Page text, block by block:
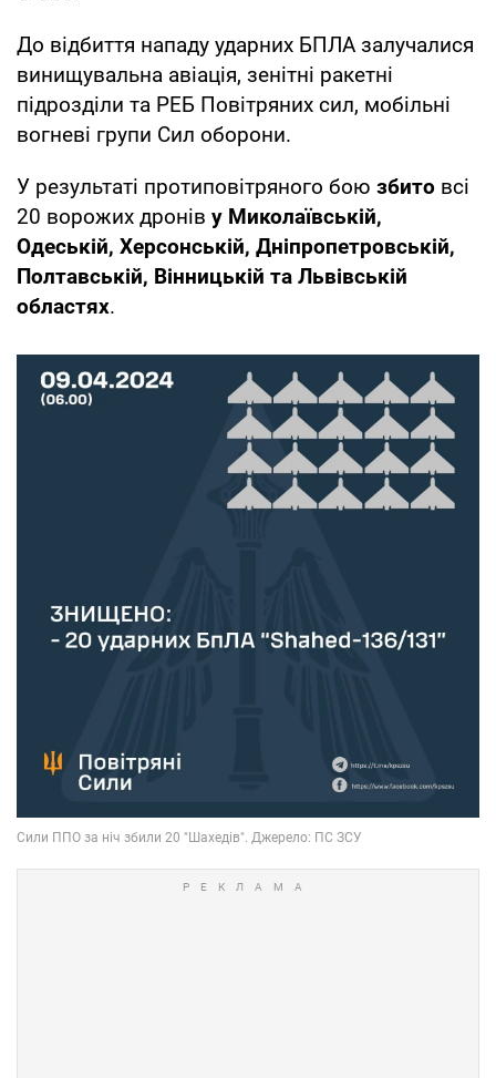
До відбиття нападу ударних БПЛА залучалися
винищувальна авіація, зенітні ракетні
підрозділи та РЕБ Повітряних сил, мобільні
вогневі групи Сил оборони.
У результаті протиповітряного бою збито всі
20 ворожих дронів у Миколаївській,
Одеській, Херсонській, Дніпропетровській,
Полтавській, Вінницькій та Львівській
областях.